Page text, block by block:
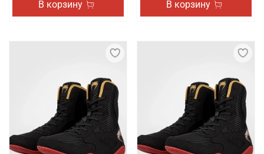
В корзину В корзину